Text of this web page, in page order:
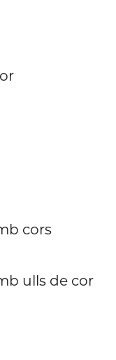
cors
ulls de cor